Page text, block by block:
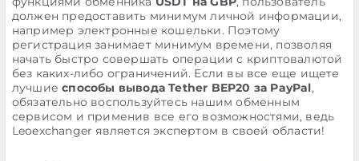
должен предоставить минимум личной информации,
например электронные кошельки. Поэтому
регистрация занимает минимум времени, позволяя
начать быстро совершать операции с криптовалютой
без каких-либо ограничений. Если вы все еще ищете
лучшиеспособы вывода Tether BEP20 за PayPal,
обязательно воспользуйтесь нашим обменным
сервисом и применив все его возможностями, ведь
Leoexchanger является экспертом в своей области!